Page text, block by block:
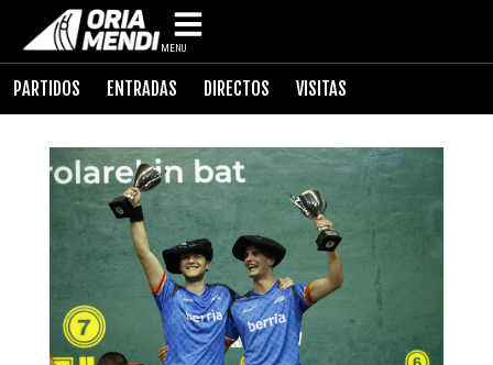
MENU
PARTIDOS ENTRADAS DIRECTOS VISITAS